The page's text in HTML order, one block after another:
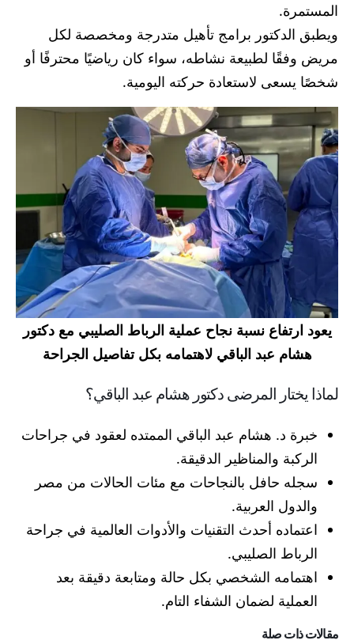
المستمرة.
ويطبق الدكتور برامج تأهيل متدرجة ومخصصة لكل
مريض وفقًا لطبيعة نشاطه، سواء كان رياضيًا محترفًا أو
شخصًا يسعى لاستعادة حركته اليومية.
يعود ارتفاع نسبة نجاح عملية الرباط الصليبي مع دكتور
هشام عبد الباقي لاهتمامه بكل تفاصيل الجراحة
لماذا يختار المرضى دكتور هشام عبد الباقي؟
خبرة د. هشام عبد الباقي الممتده لعقود في جراحات
الركبة والمناظير الدقيقة.
سجله حافل بالنجاحات مع مئات الحالات من مصر
والدول العربية.
اعتماده أحدث التقنيات والأدوات العالمية في جراحة
الرباط الصليبي.
اهتمامه الشخصي بكل حالة ومتابعة دقيقة بعد
العملية لضمان الشفاء التام.
مقالات ذات صلة